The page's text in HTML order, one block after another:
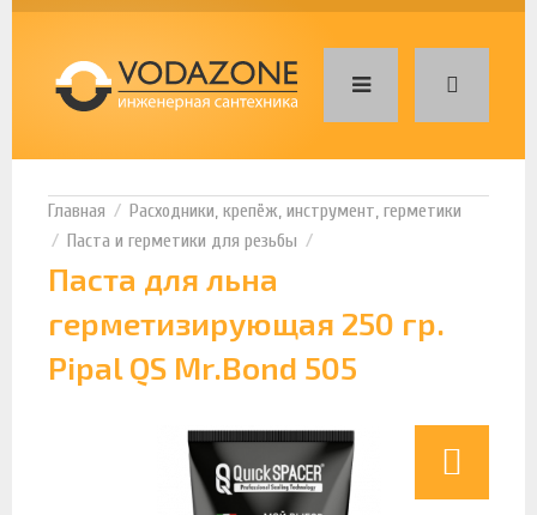
Расходники, крепёж, инструмент, герметики
Паста и герметики для резьбы
Паста для льна
герметизирующая 250 гр.
Pipal QS Mr.Bond 505